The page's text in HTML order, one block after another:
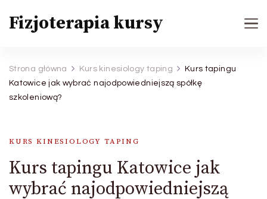
Fizjoterapia kursy
Strona główna Kurs kinesiology taping
Kurs tapingu
Katowice jak wybrać najodpowiedniejszą spółkę
szkoleniową?
KURS KINESIOLOGY TAPING
Kurs tapingu Katowice jak
wybrać najodpowiedniejszą